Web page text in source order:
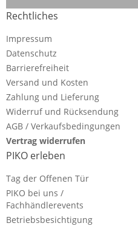
Rechtliches
Impressum
Datenschutz
Barrierefreiheit
Versand und Kosten
Zahlung und Lieferung
Widerruf und Rücksendung
AGB / Verkaufsbedingungen
Vertrag widerrufen
PIKO erleben
Tag der Offenen Tür
PIKO bei uns /
Fachhändlerevents
Betriebsbesichtigung